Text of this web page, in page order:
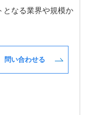
となる業界や規模か
問い合わせる